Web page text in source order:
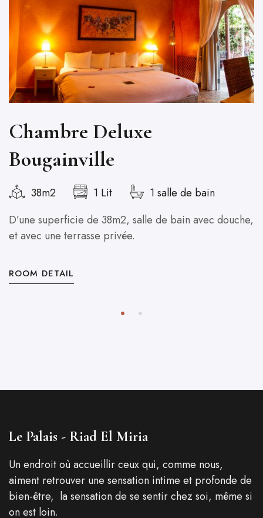
Chambre Deluxe
Bougainville
38m2 1 Lit
1 salle de bain
D’une superficie de 38m2, salle de bain avec douche,
et avec une terrasse privée.
ROOM DETAIL
Le Palais - Riad El Miria
Un endroit où accueillir ceux qui, comme nous,
aiment retrouver une sensation intime et profonde de
bien-être, la sensation de se sentir chez soi, même si
on est loin.